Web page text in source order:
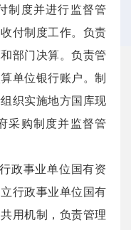
制度并进行监督管
付制度工作。负责
部门决算。负责管
单位银行账户。制
织实施地方国库现
采购制度并监督管
政事业单位国有资
行政事业单位国有
用机制，负责管理